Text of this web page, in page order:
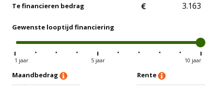
Te financieren bedrag €
Gewenste looptijd financiering
1 jaar 5 jaar 10 jaar
Maandbedrag Rente